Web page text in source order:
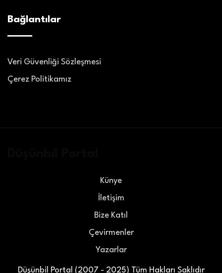
Bağlantılar
Veri Güvenliği Sözleşmesi
Çerez Politikamız
Düşünbil Portal (2007 - 2025) Tüm Hakları Saklıdır
Künye
İletişim
Bize Katıl
Çevirmenler
Yazarlar